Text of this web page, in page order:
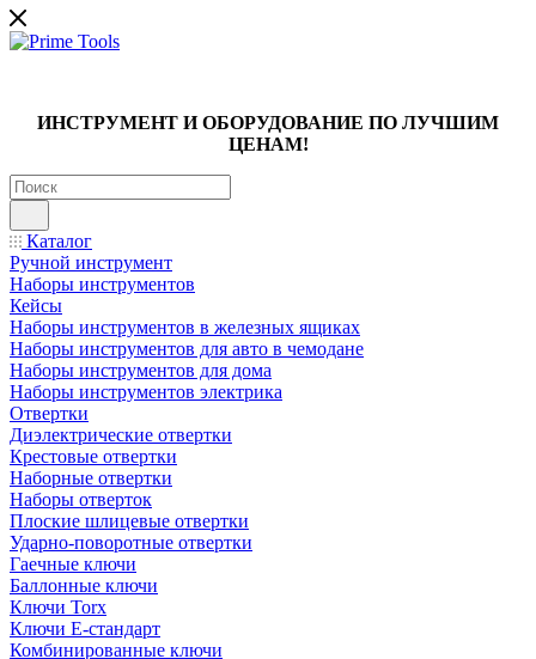
ИНСТРУМЕНТ И ОБОРУДОВАНИЕ ПО ЛУЧШИМ
ЦЕНАМ!
Каталог
Ручной инструмент
Наборы инструментов
Кейсы
Наборы инструментов в железных ящиках
Наборы инструментов для авто в чемодане
Наборы инструментов для дома
Наборы инструментов электрика
Отвертки
Диэлектрические отвертки
Крестовые отвертки
Наборные отвертки
Наборы отверток
Плоские шлицевые отвертки
Ударно-поворотные отвертки
Гаечные ключи
Баллонные ключи
Ключи Torx
Ключи Е-стандарт
Комбинированные ключи